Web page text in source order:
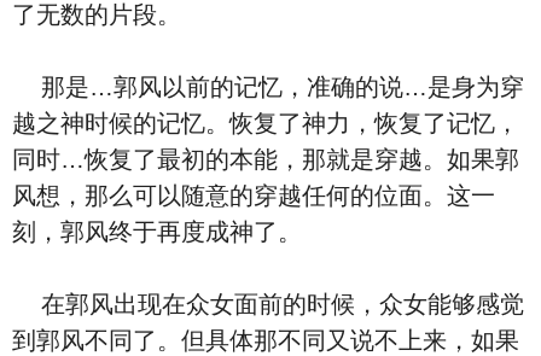
了无数的片段。
那是…郭风以前的记忆，准确的说…是身为穿
越之神时候的记忆。恢复了神力，恢复了记忆，
同时…恢复了最初的本能，那就是穿越。如果郭
风想，那么可以随意的穿越任何的位面。这一
刻，郭风终于再度成神了。
在郭风出现在众女面前的时候，众女能够感觉
到郭风不同了。但具体那不同又说不上来，如果